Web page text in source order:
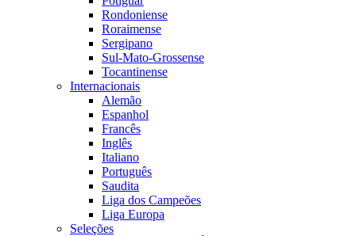
Rondoniense
Roraimense
Sergipano
Sul-Mato-Grossense
Tocantinense
Internacionais
Alemão
Espanhol
Francês
Inglês
Italiano
Português
Saudita
Liga dos Campeões
Liga Europa
Seleções